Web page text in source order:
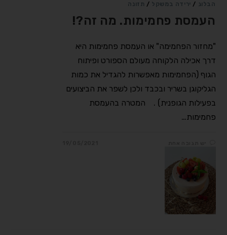
הבלוג / ירידה במשקל / תזונה
העמסת פחמימות. מה זה?!
"מחזור הפחמימה" או העמסת פחמימות היא
דרך אכילה הלקוחה מעולם הספורט ופיתוח
הגוף (הפחמימות מאפשרות להגדיל את כמות
הגליקוגן בשריר ובכבד ולכן לשפר את הביצועים
בפעילות הגופנית) .⠀ המטרה בהעמסת
פחמימות…